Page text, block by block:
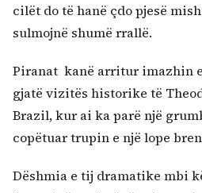
cilët do të hanë çdo pjesë
sulmojnë shumë rrallë.
Piranat kanë arritur imazhin
gjatë vizitës historike të
Brazil, kur ai ka parë një
copëtuar trupin e një lope
Dëshmia e tij dramatike mbi